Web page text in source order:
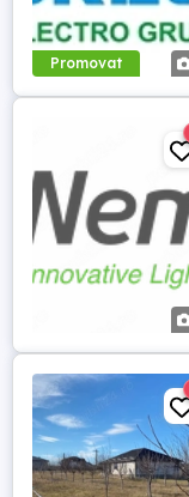
Promovat